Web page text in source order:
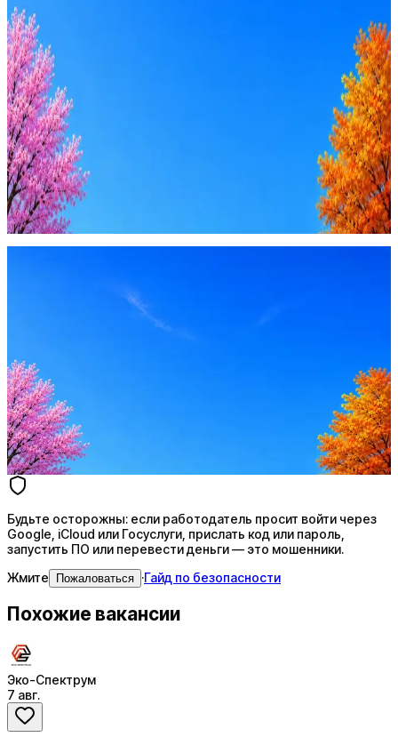
Будьте осторожны: если работодатель просит войти через
Google, iCloud или Госуслуги, прислать код или пароль,
запустить ПО или перевести деньги — это мошенники.
Жмите Пожаловаться
Стратегия поиска с AI: рынки, позиции, вилка, каналы
Будьте осторожны: если работодатель просит войти через
Google, iCloud или Госуслуги, прислать код или пароль,
запустить ПО или перевести деньги — это мошенники.
Жмите
Пожаловаться ·Гайд по безопасности
Похожие вакансии
Эко-Спектрум
7 авг.